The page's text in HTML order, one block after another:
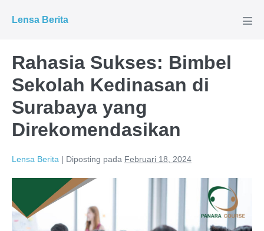
Lensa Berita
Rahasia Sukses: Bimbel
Sekolah Kedinasan di
Surabaya yang
Direkomendasikan
Lensa Berita | Diposting pada Februari 18, 2024